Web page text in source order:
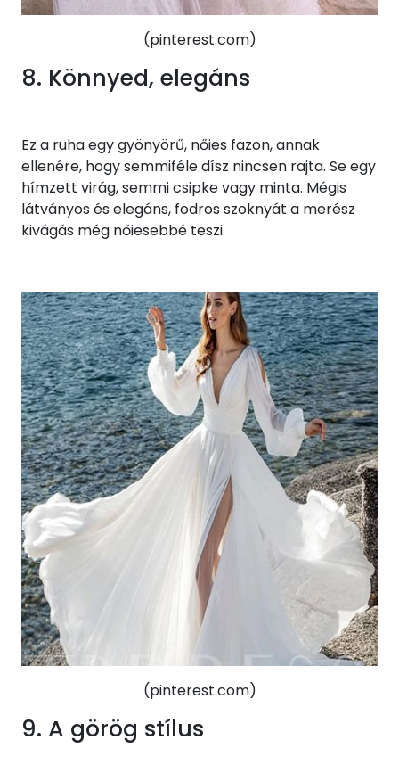
(pinterest.com)
8. Könnyed, elegáns
Ez a ruha egy gyönyörű, nőies fazon, annak
ellenére, hogy semmiféle dísz nincsen rajta. Se egy
hímzett virág, semmi csipke vagy minta. Mégis
látványos és elegáns, fodros szoknyát a merész
kivágás még nőiesebbé teszi.
(pinterest.com)
9. A görög stílus